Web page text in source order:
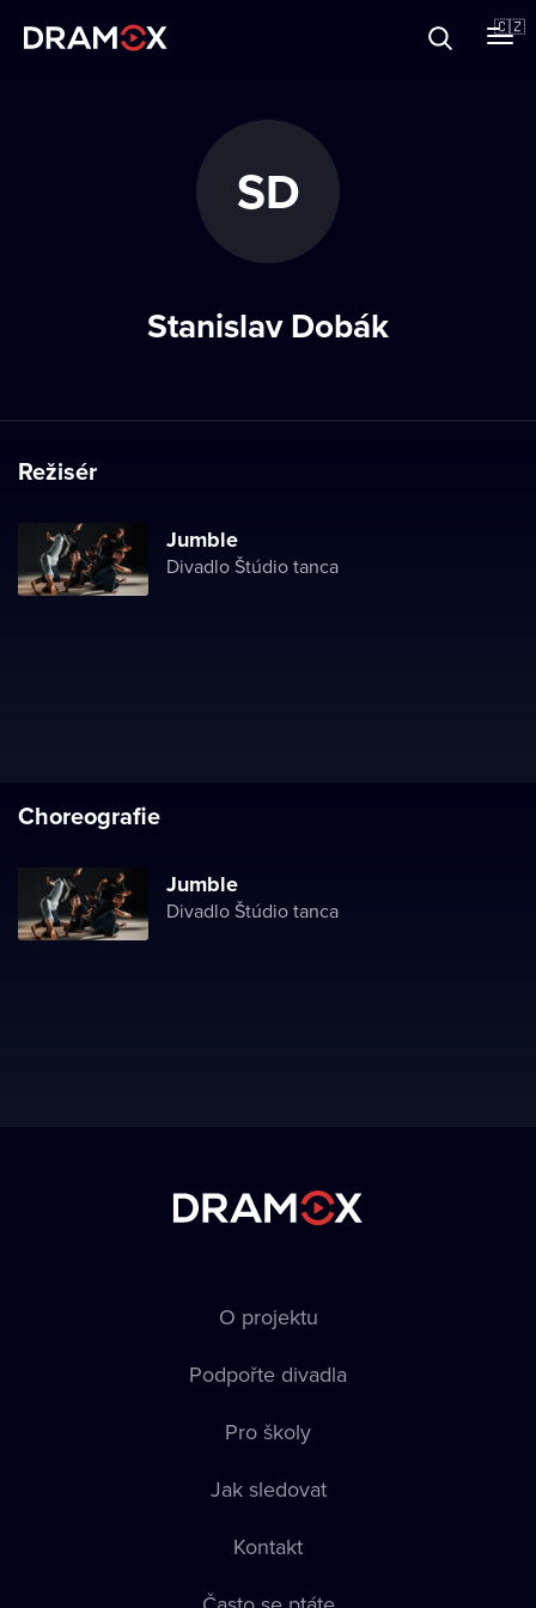
🇨🇿
SD
Stanislav Dobák
Režisér
Jumble
Divadlo Štúdio tanca
Choreografie
Jumble
Divadlo Štúdio tanca
O projektu
Podpořte divadla
Pro školy
Jak sledovat
Kontakt